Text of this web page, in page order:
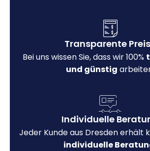
Transparente
Bei uns wissen Sie, dass wir 100%
und günstig
Individuelle
Jeder Kunde aus Dresden erhält
individuelle